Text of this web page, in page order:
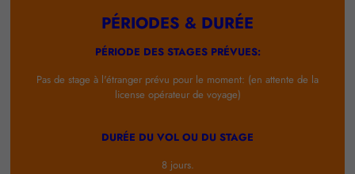
PÉRIODES & DURÉE
PÉRIODE DES STAGES PRÉVUES:
Pas de stage à l'étranger prévu pour le moment: (en attente de la
license opérateur de voyage)
DURÉE DU VOL OU DU STAGE
8 jours.